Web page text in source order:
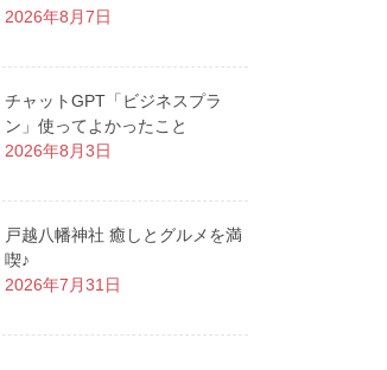
2026年8月7日
チャットGPT「ビジネスプラ
ン」使ってよかったこと
2026年8月3日
戸越八幡神社 癒しとグルメを満
喫♪
2026年7月31日